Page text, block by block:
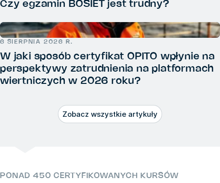
Czy egzamin BOSIET jest trudny?
6 SIERPNIA 2026 R.
W jaki sposób certyfikat OPITO wpłynie na
perspektywy zatrudnienia na platformach
wiertniczych w 2026 roku?
Zobacz wszystkie artykuły
PONAD 450 CERTYFIKOWANYCH KURSÓW